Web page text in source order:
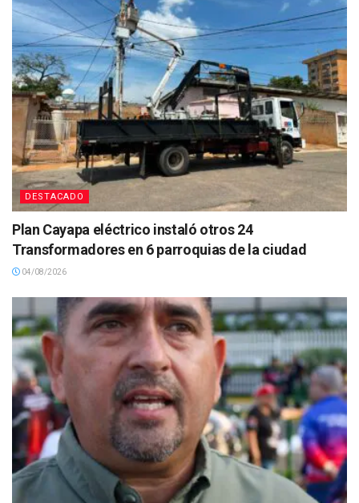
DESTACADO
Plan Cayapa eléctrico instaló otros 24
Transformadores en 6 parroquias de la ciudad
04/08/2026